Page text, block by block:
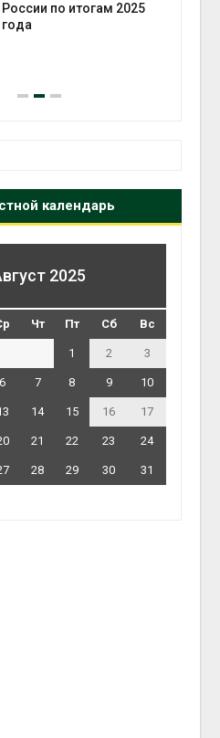
России по итогам 2025
года
календарь
2025
Чт Пт Сб Вс
1 2 3
6 7 8 9 10
14 15 16 17
21 22 23 24
28 29 30
31